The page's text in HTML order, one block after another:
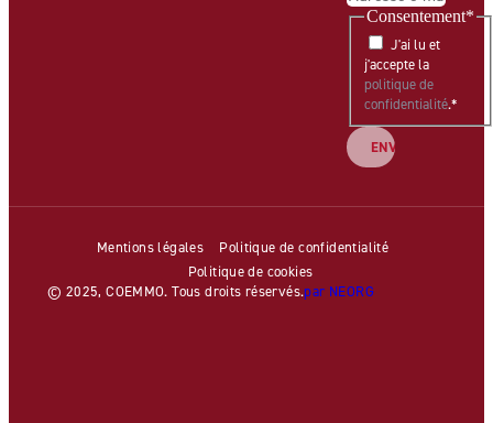
Consentement*
J'ai lu et
j'accepte la
politique de
confidentialité.*
Mentions légales
Politique de confidentialité
Politique de cookies
© 2025, COEMMO. Tous droits réservés.par NEORG